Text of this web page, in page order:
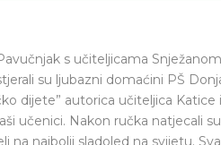
s učiteljicama
su ljubazni domaćini PŠ
dijete” autorica učiteljica
učenici. Nakon ručka natjecali
na najbolji sladoled na svijetu.